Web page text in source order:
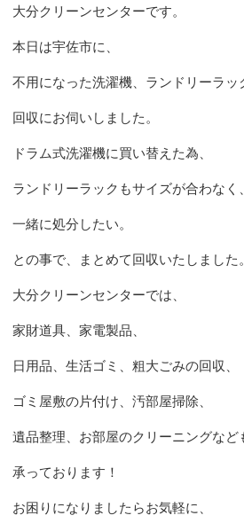
大分クリーンセンターです。
本日は宇佐市に、
不用になった洗濯機、ランドリーラッ
回収にお伺いしました。
ドラム式洗濯機に買い替えた為、
ランドリーラックもサイズが合わなく、
一緒に処分したい。
との事で、まとめて回収いたしました。
大分クリーンセンターでは、
家財道具、家電製品、
日用品、生活ゴミ、粗大ごみの回収、
ゴミ屋敷の片付け、汚部屋掃除、
遺品整理、お部屋のクリーニングなど
承っております！
お困りになりましたらお気軽に、